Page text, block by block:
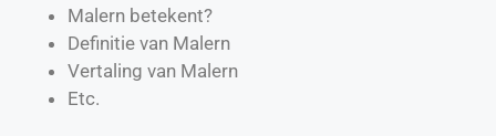
Malern betekent?
Definitie van Malern
Vertaling van Malern
Etc.